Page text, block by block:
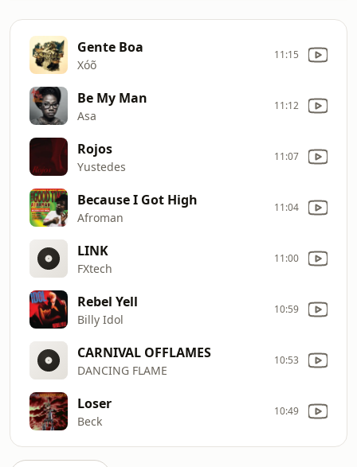
Gente Boa
Xóõ
11:15
Be My Man
Asa
11:12
Rojos
Yustedes
11:07
Because I Got High
Afroman
11:04
LINK
FXtech
11:00
Rebel Yell
Billy Idol
10:59
CARNIVAL OFFLAMES
DANCING FLAME
10:53
Loser
Beck
10:49